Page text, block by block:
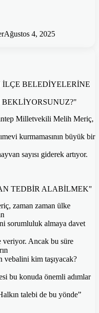
Ağustos 4, 2025
BELEDİYELERİNE
Milletvekili Melih Meriç,
kurmamasının büyük bir
sayısı giderek artıyor.
TEDBİR ALABİLMEK"
zaman zaman ülke
sorumluluk almaya davet
veriyor. Ancak bu süre
vebalini kim taşıyacak?
bu konuda önemli adımlar
talebi de bu yönde”